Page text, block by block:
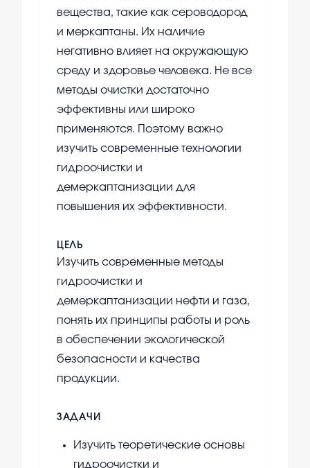
вещества, такие как сероводород
и меркаптаны. Их наличие
негативно влияет на окружающую
среду и здоровье человека. Не все
методы очистки достаточно
эффективны или широко
применяются. Поэтому важно
изучить современные технологии
гидроочистки и
демеркаптанизации для
повышения их эффективности.
ЦЕЛЬ
Изучить современные методы
гидроочистки и
демеркаптанизации нефти и газа,
понять их принципы работы и роль
в обеспечении экологической
безопасности и качества
продукции.
ЗАДАЧИ
Изучить теоретические основы
гидроочистки и